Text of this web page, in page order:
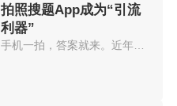
拍照搜题App成为“引流
利器”
手机一拍，答案就来。近年来，拍...